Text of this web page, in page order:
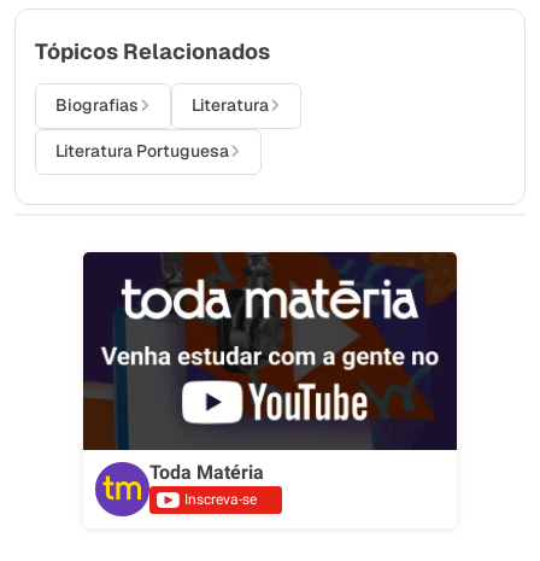
Tópicos Relacionados
Biografias Literatura
Literatura Portuguesa
Toda Matéria
Inscreva-se